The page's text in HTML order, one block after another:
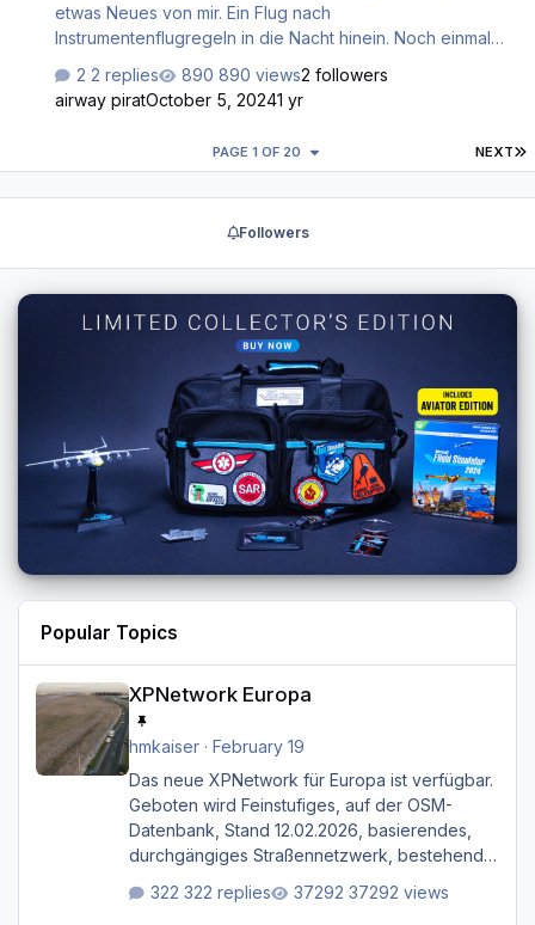
etwas Neues von mir. Ein Flug nach
Instrumentenflugregeln in die Nacht hinein. Noch einmal
Lieblingsflugzeugen. Aber nach diesem Flug wechsle ich
auf ein anderes Muster. But never the less, ich wünsche
2 replies 890 views2 followers
airway piratOctober 5, 20241 yr
NEXT
PAGE 1 OF 20
Followers
Popular Topics
XPNetwork Europa
XPNetwork Europa
hmkaiser· February 19
Das neue XPNetwork für Europa ist verfügbar.
Geboten wird Feinstufiges, auf der OSM-
Datenbank, Stand 12.02.2026, basierendes,
durchgängiges Straßen­netzwerk, bestehend
sekundären, tertiären und sonstigen Straßen,
322 replies 37292 views